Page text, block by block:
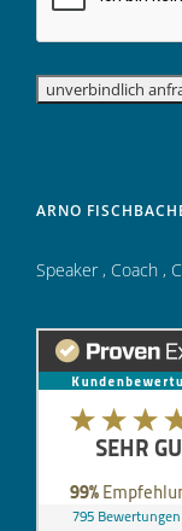
ARNO
Speaker , Coach ,